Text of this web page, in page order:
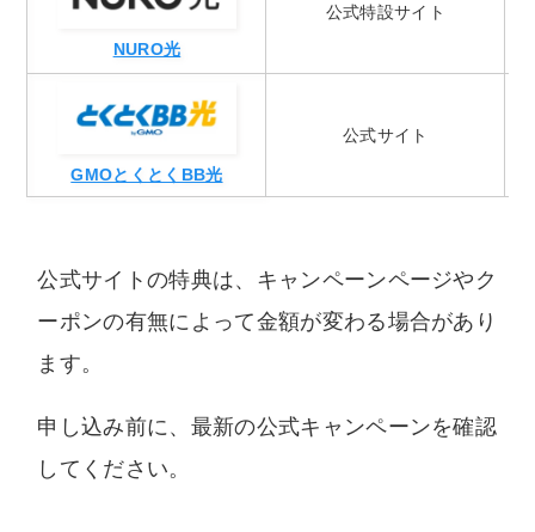
NURO光
公式特設サイト
GMOとくとくBB光
公式サイト
公式サイトの特典は、キャンペーンページやク
ーポンの有無によって金額が変わる場合があり
ます。
申し込み前に、最新の公式キャンペーンを確認
してください。